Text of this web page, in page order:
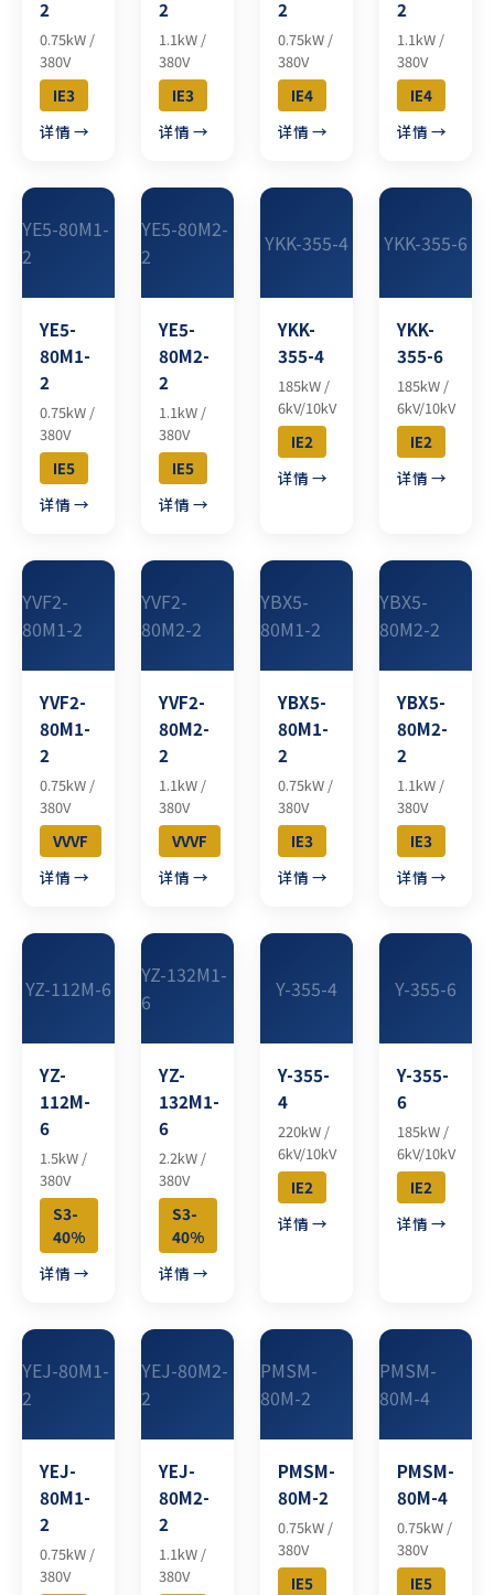
2
0.75kW /
380V
IE3
详情 →
2
1.1kW /
380V
IE3
详情 →
2
0.75kW /
380V
IE4
详情 →
2
1.1kW /
380V
IE4
详情 →
YE5-80M1-
2
YE5-
80M1-
2
0.75kW /
380V
IE5
详情 →
YE5-80M2-
2
YE5-
80M2-
2
1.1kW /
380V
IE5
详情 →
YKK-355-4
YKK-
355-4
185kW /
6kV/10kV
IE2
详情 →
YKK-355-6
YKK-
355-6
185kW /
6kV/10kV
IE2
详情 →
YVF2-
80M1-2
YVF2-
80M1-
2
0.75kW /
380V
VVVF
详情 →
YVF2-
80M2-2
YVF2-
80M2-
2
1.1kW /
380V
VVVF
详情 →
YBX5-
80M1-2
YBX5-
80M1-
2
0.75kW /
380V
IE3
详情 →
YBX5-
80M2-2
YBX5-
80M2-
2
1.1kW /
380V
IE3
详情 →
YZ-112M-6
YZ-
112M-
6
1.5kW /
380V
S3-
40%
详情 →
YZ-132M1-
6
YZ-
132M1-
6
2.2kW /
380V
S3-
40%
详情 →
Y-355-4
Y-355-
4
220kW /
6kV/10kV
IE2
详情 →
Y-355-6
Y-355-
6
185kW /
6kV/10kV
IE2
详情 →
YEJ-80M1-
2
YEJ-
80M1-
2
0.75kW /
380V
YEJ-80M2-
2
YEJ-
80M2-
2
1.1kW /
380V
PMSM-
80M-2
PMSM-
80M-2
0.75kW /
380V
IE5
PMSM-
80M-4
PMSM-
80M-4
0.75kW /
380V
IE5